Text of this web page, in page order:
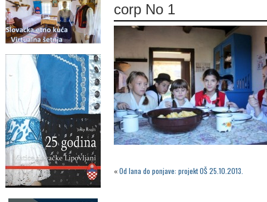
corp No 1
«Od lana do ponjave: projekt OŠ 25.10.2013.